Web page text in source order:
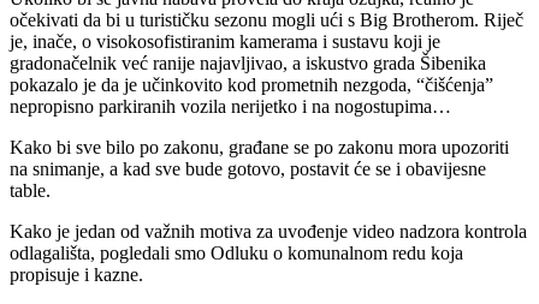
očekivati da bi u turističku sezonu mogli ući s Big Brotherom. Riječ
je, inače, o visokosofistiranim kamerama i sustavu koji je
gradonačelnik već ranije najavljivao, a iskustvo grada Šibenika
pokazalo je da je učinkovito kod prometnih nezgoda, “čišćenja”
nepropisno parkiranih vozila nerijetko i na nogostupima…
Kako bi sve bilo po zakonu, građane se po zakonu mora upozoriti
na snimanje, a kad sve bude gotovo, postavit će se i obavijesne
table.
Kako je jedan od važnih motiva za uvođenje video nadzora kontrola
odlagališta, pogledali smo Odluku o komunalnom redu koja
propisuje i kazne.